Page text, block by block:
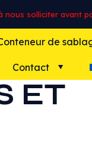
nous solliciter avant
de
Contact
ET